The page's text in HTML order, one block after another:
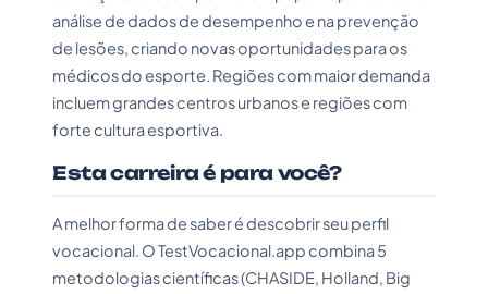
análise de dados de desempenho e na prevenção
de lesões, criando novas oportunidades para os
médicos do esporte. Regiões com maior demanda
incluem grandes centros urbanos e regiões com
forte cultura esportiva.
Esta carreira é para você?
A melhor forma de saber é descobrir seu perfil
vocacional. O TestVocacional.app combina 5
metodologias científicas (CHASIDE, Holland, Big